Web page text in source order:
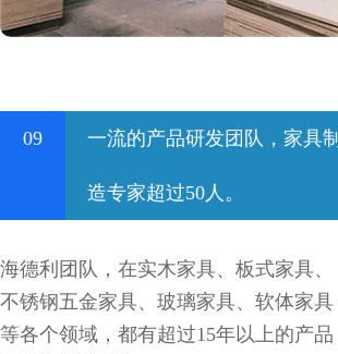
09 一流的产品研发团队，家具制
造专家超过50人。
海德利团队，在实木家具、板式家具、
不锈钢五金家具、玻璃家具、软体家具
等各个领域，都有超过15年以上的产品